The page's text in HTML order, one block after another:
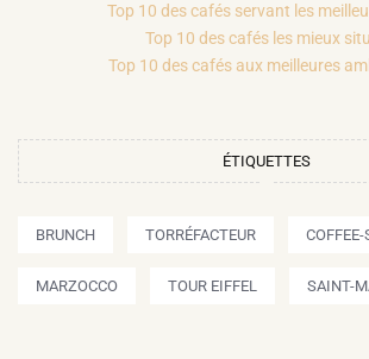
Top 10 des cafés servant les
Top 10 des cafés les mieux
Top 10 des cafés aux meilleures
ÉTIQUETTES
BRUNCH TORRÉFACTEUR
MARZOCCO TOUR EIFFEL SAINT-